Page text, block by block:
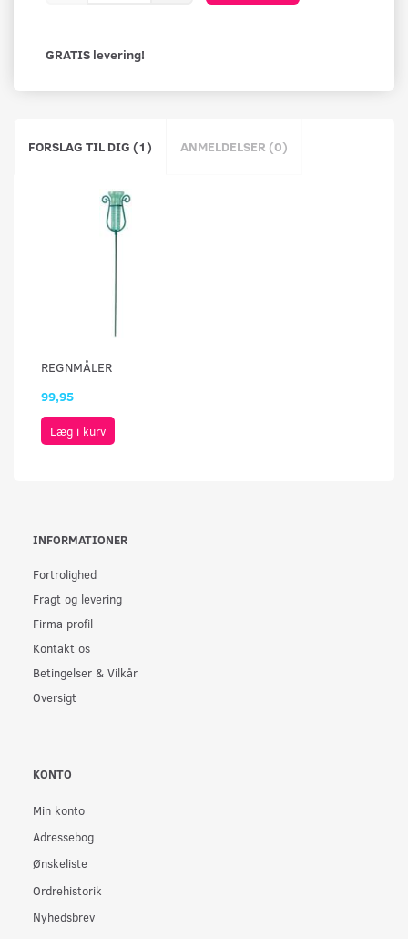
GRATIS levering!
FORSLAG TIL DIG (1) ANMELDELSER (0)
REGNMÅLER
99,95
Læg i kurv
INFORMATIONER
Fortrolighed
Fragt og levering
Firma profil
Kontakt os
Betingelser & Vilkår
Oversigt
KONTO
Min konto
Adressebog
Ønskeliste
Ordrehistorik
Nyhedsbrev